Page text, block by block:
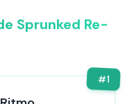
Sprunked Re-
#1